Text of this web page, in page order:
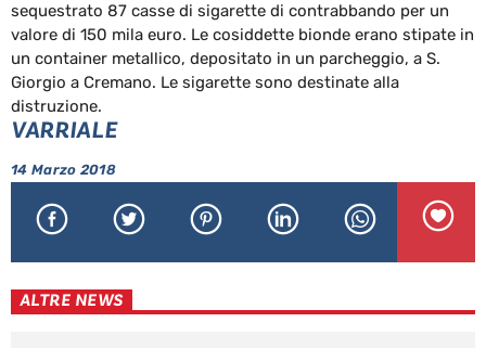
sequestrato 87 casse di sigarette di contrabbando per un
valore di 150 mila euro. Le cosiddette bionde erano stipate in
un container metallico, depositato in un parcheggio, a S.
Giorgio a Cremano. Le sigarette sono destinate alla
distruzione.
VARRIALE
14 Marzo 2018
ALTRE NEWS